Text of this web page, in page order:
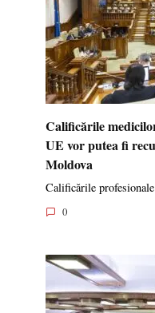
Calificările
UE vor putea fi
Moldova
Calificările
0